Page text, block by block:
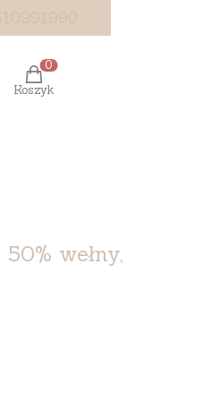
Produkty w koszyku: 0.
Koszyk
wełny,